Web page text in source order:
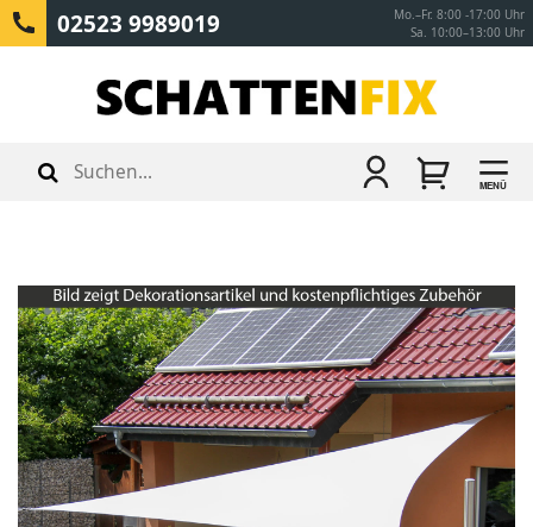
02523 9989019
Mo.–Fr. 8:00 -17:00 Uhr
Sa. 10:00–13:00 Uhr
MENÜ